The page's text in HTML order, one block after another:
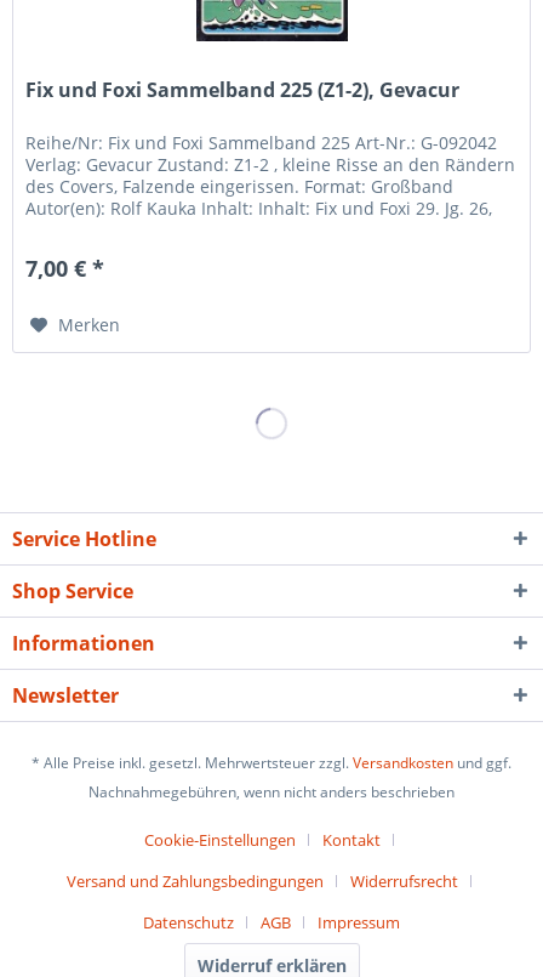
Fix und Foxi Sammelband 225 (Z1-2), Gevacur
Reihe/Nr: Fix und Foxi Sammelband 225 Art-Nr.: G-092042
Verlag: Gevacur Zustand: Z1-2 , kleine Risse an den Rändern
des Covers, Falzende eingerissen. Format: Großband
Autor(en): Rolf Kauka Inhalt: Inhalt: Fix und Foxi 29. Jg. 26,
7,00 € *
Merken
Service Hotline
Shop Service
Informationen
Newsletter
* Alle Preise inkl. gesetzl. Mehrwertsteuer zzgl.Versandkosten und ggf.
Nachnahmegebühren, wenn nicht anders beschrieben
Cookie-Einstellungen
Kontakt
Versand und Zahlungsbedingungen
Widerrufsrecht
Datenschutz
AGB Impressum
Widerruf erklären